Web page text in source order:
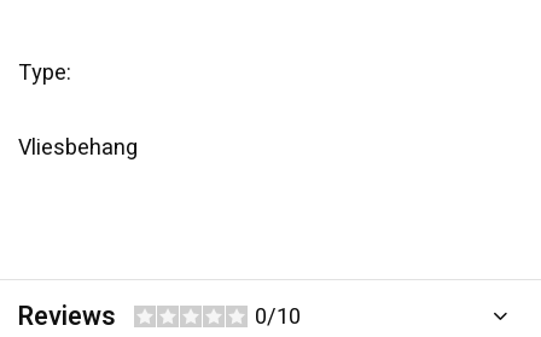
Type:
Vliesbehang
Reviews 0/10